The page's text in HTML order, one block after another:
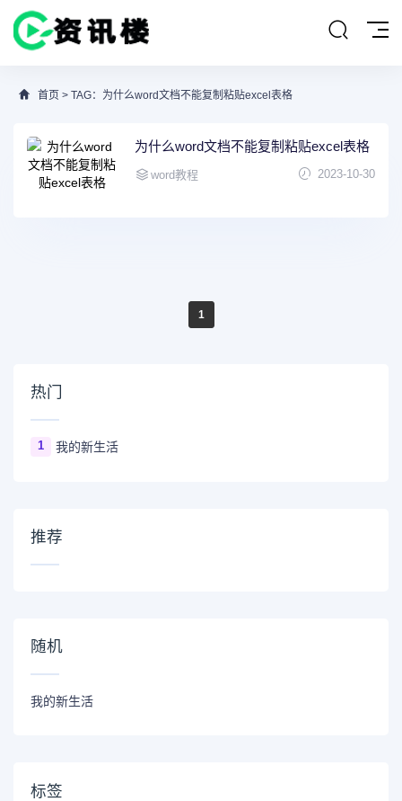
首页 > TAG：为什么word文档不能复制粘贴excel表格
为什么word文档不能复制粘贴excel表格
word教程 2023-10-30
1
热门
1 我的新生活
推荐
随机
我的新生活
标签